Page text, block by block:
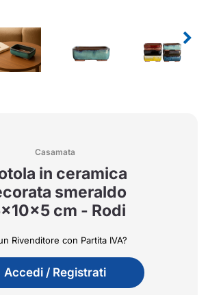
Casamata
in ceramica
smeraldo
cm - Rodi
Rivenditore con Partita IVA?
Accedi / Registrati